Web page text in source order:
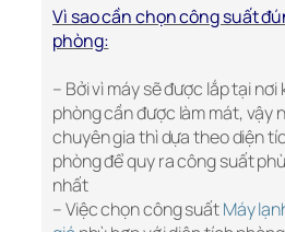
Vì sao cần chọn công suất
phòng:
– Bởi vì máy sẽ được lắp tại nơi
phòng cần được làm mát, vậy
chuyên gia thì dựa theo diện
phòng để quy ra công suất
nhất
– Việc chọn công suấtMáy